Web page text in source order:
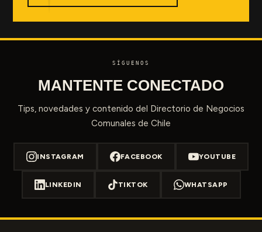
SÍGUENOS
MANTENTE CONECTADO
Tips, novedades y contenido del Directorio de Negocios
Comunales de Chile
INSTAGRAM FACEBOOK YOUTUBE
LINKEDIN TIKTOK WHATSAPP